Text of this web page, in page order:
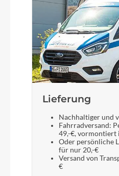
KTM Comp
Lieferung
Nachhaltiger und
Fahrradversand:
49,-€, vormontiert
Oder persönliche
für nur 20,-€
Versand von
€